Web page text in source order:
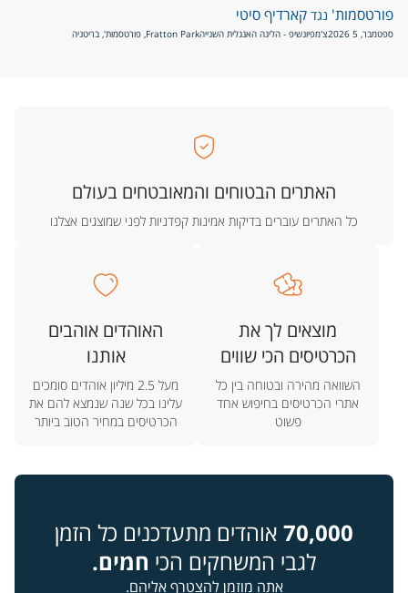
פורטסמות' נגד קארדיף סיטי
ספטמבר, 5 2026 צ'מפיונשיפ - הליגה האנגלית השנייהFratton Park, פורטסמות', בריטניה
האתרים הבטוחים והמאובטחים בעולם
כל האתרים עוברים בדיקות אמינות קפדניות לפני שמוצגים אצלנו
מוצאים לך את
הכרטיסים הכי שווים
השוואה מהירה ובטוחה בין כל
אתרי הכרטיסים בחיפוש אחד
פשוט
האוהדים אוהבים
אותנו
מעל 2.5 מיליון אוהדים סומכים
עלינו בכל שנה שנמצא להם את
הכרטיסים במחיר הטוב ביותר
70,000 אוהדים מתעדכנים כל הזמן
לגבי המשחקים הכי חמים.
אתה מוזמן להצטרף אליהם.